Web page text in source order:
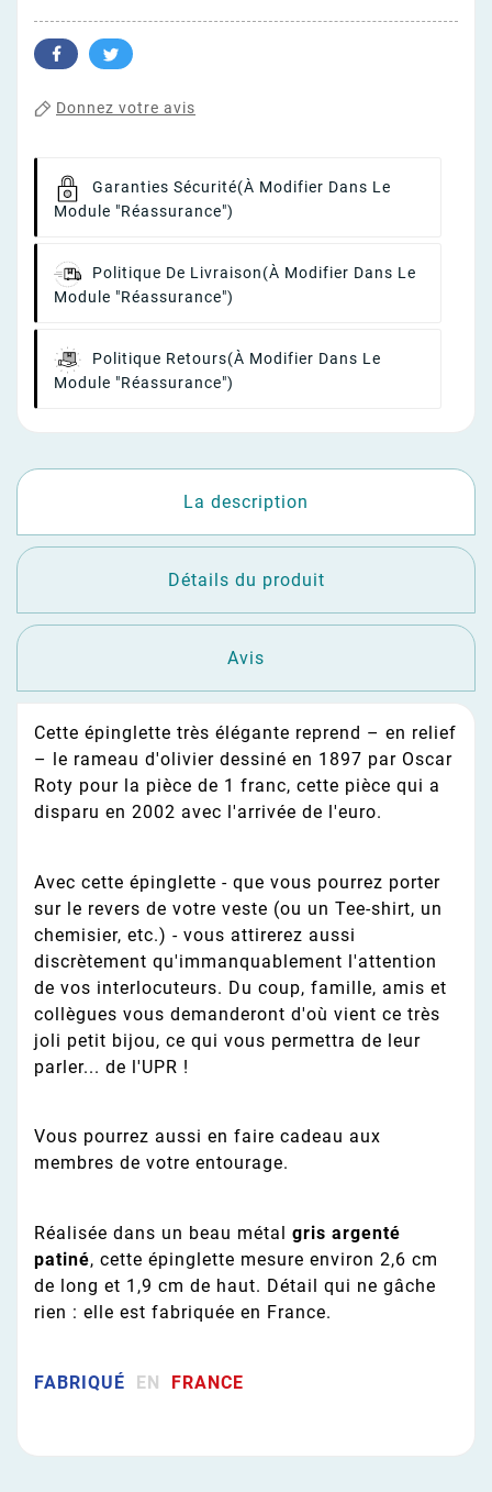
Donnez votre avis
Garanties Sécurité(à Modifier Dans Le
Module "Réassurance")
Politique De Livraison(à Modifier Dans Le
Module "Réassurance")
Politique Retours(à Modifier Dans Le
Module "Réassurance")
La description
Détails du produit
Avis
Cette épinglette très élégante reprend – en relief
– le rameau d'olivier dessiné en 1897 par Oscar
Roty pour la pièce de 1 franc, cette pièce qui a
disparu en 2002 avec l'arrivée de l'euro.
Avec cette épinglette - que vous pourrez porter
sur le revers de votre veste (ou un Tee-shirt, un
chemisier, etc.) - vous attirerez aussi
discrètement qu'immanquablement l'attention
de vos interlocuteurs. Du coup, famille, amis et
collègues vous demanderont d'où vient ce très
joli petit bijou, ce qui vous permettra de leur
parler... de l'UPR !
Vous pourrez aussi en faire cadeau aux
membres de votre entourage.
Réalisée dans un beau métal gris argenté
patiné, cette épinglette mesure environ 2,6 cm
de long et 1,9 cm de haut. Détail qui ne gâche
rien : elle est fabriquée en France.
FABRIQUÉ EN FRANCE